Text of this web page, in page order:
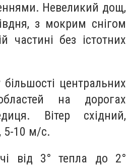
Невеликий дощ,
з мокрим снігом
частині без істотних
центральних
на дорогах
Вітер східний,
5-10 м/с.
від 3° тепла до 2°